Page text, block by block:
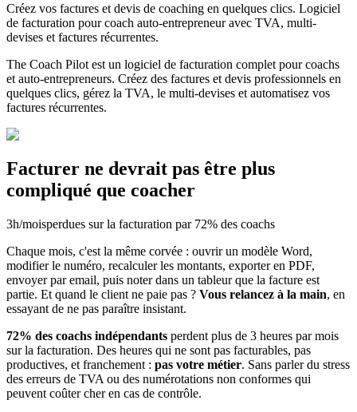
Créez vos factures et devis de coaching en quelques clics. Logiciel
de facturation pour coach auto-entrepreneur avec TVA, multi-
devises et factures récurrentes.
The Coach Pilot est un logiciel de facturation complet pour coachs
et auto-entrepreneurs. Créez des factures et devis professionnels en
quelques clics, gérez la TVA, le multi-devises et automatisez vos
factures récurrentes.
Facturer ne devrait pas être plus
compliqué que coacher
3h/moisperdues sur la facturation par 72% des coachs
Chaque mois, c'est la même corvée : ouvrir un modèle Word,
modifier le numéro, recalculer les montants, exporter en PDF,
envoyer par email, puis noter dans un tableur que la facture est
partie. Et quand le client ne paie pas ? Vous relancez à la main, en
essayant de ne pas paraître insistant.
72% des coachs indépendants perdent plus de 3 heures par mois
sur la facturation. Des heures qui ne sont pas facturables, pas
productives, et franchement : pas votre métier. Sans parler du stress
des erreurs de TVA ou des numérotations non conformes qui
peuvent coûter cher en cas de contrôle.